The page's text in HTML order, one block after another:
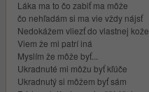
Láka ma to čo zabiť ma môže
čo nehľadám si ma vie vždy nájsť
Nedokážem vliezť do vlastnej kože
Viem že mi patrí iná
Myslím že môže byť...
Ukradnuté mi môžu byť kľúče
Ukradnutý si môžem byť sám